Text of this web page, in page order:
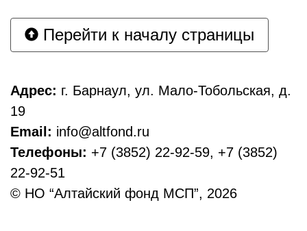
Перейти к началу страницы
Адрес: г. Барнаул, ул. Мало-Тобольская, д.
19
Email: info@altfond.ru
Телефоны: +7 (3852) 22-92-59, +7 (3852)
22-92-51
© НО “Алтайский фонд МСП”, 2026